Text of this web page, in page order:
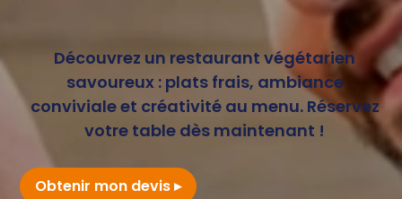
Découvrez un restaurant végétarien
savoureux : plats frais, ambiance
conviviale et créativité au menu. Réservez
votre table dès maintenant !
Obtenir mon devis